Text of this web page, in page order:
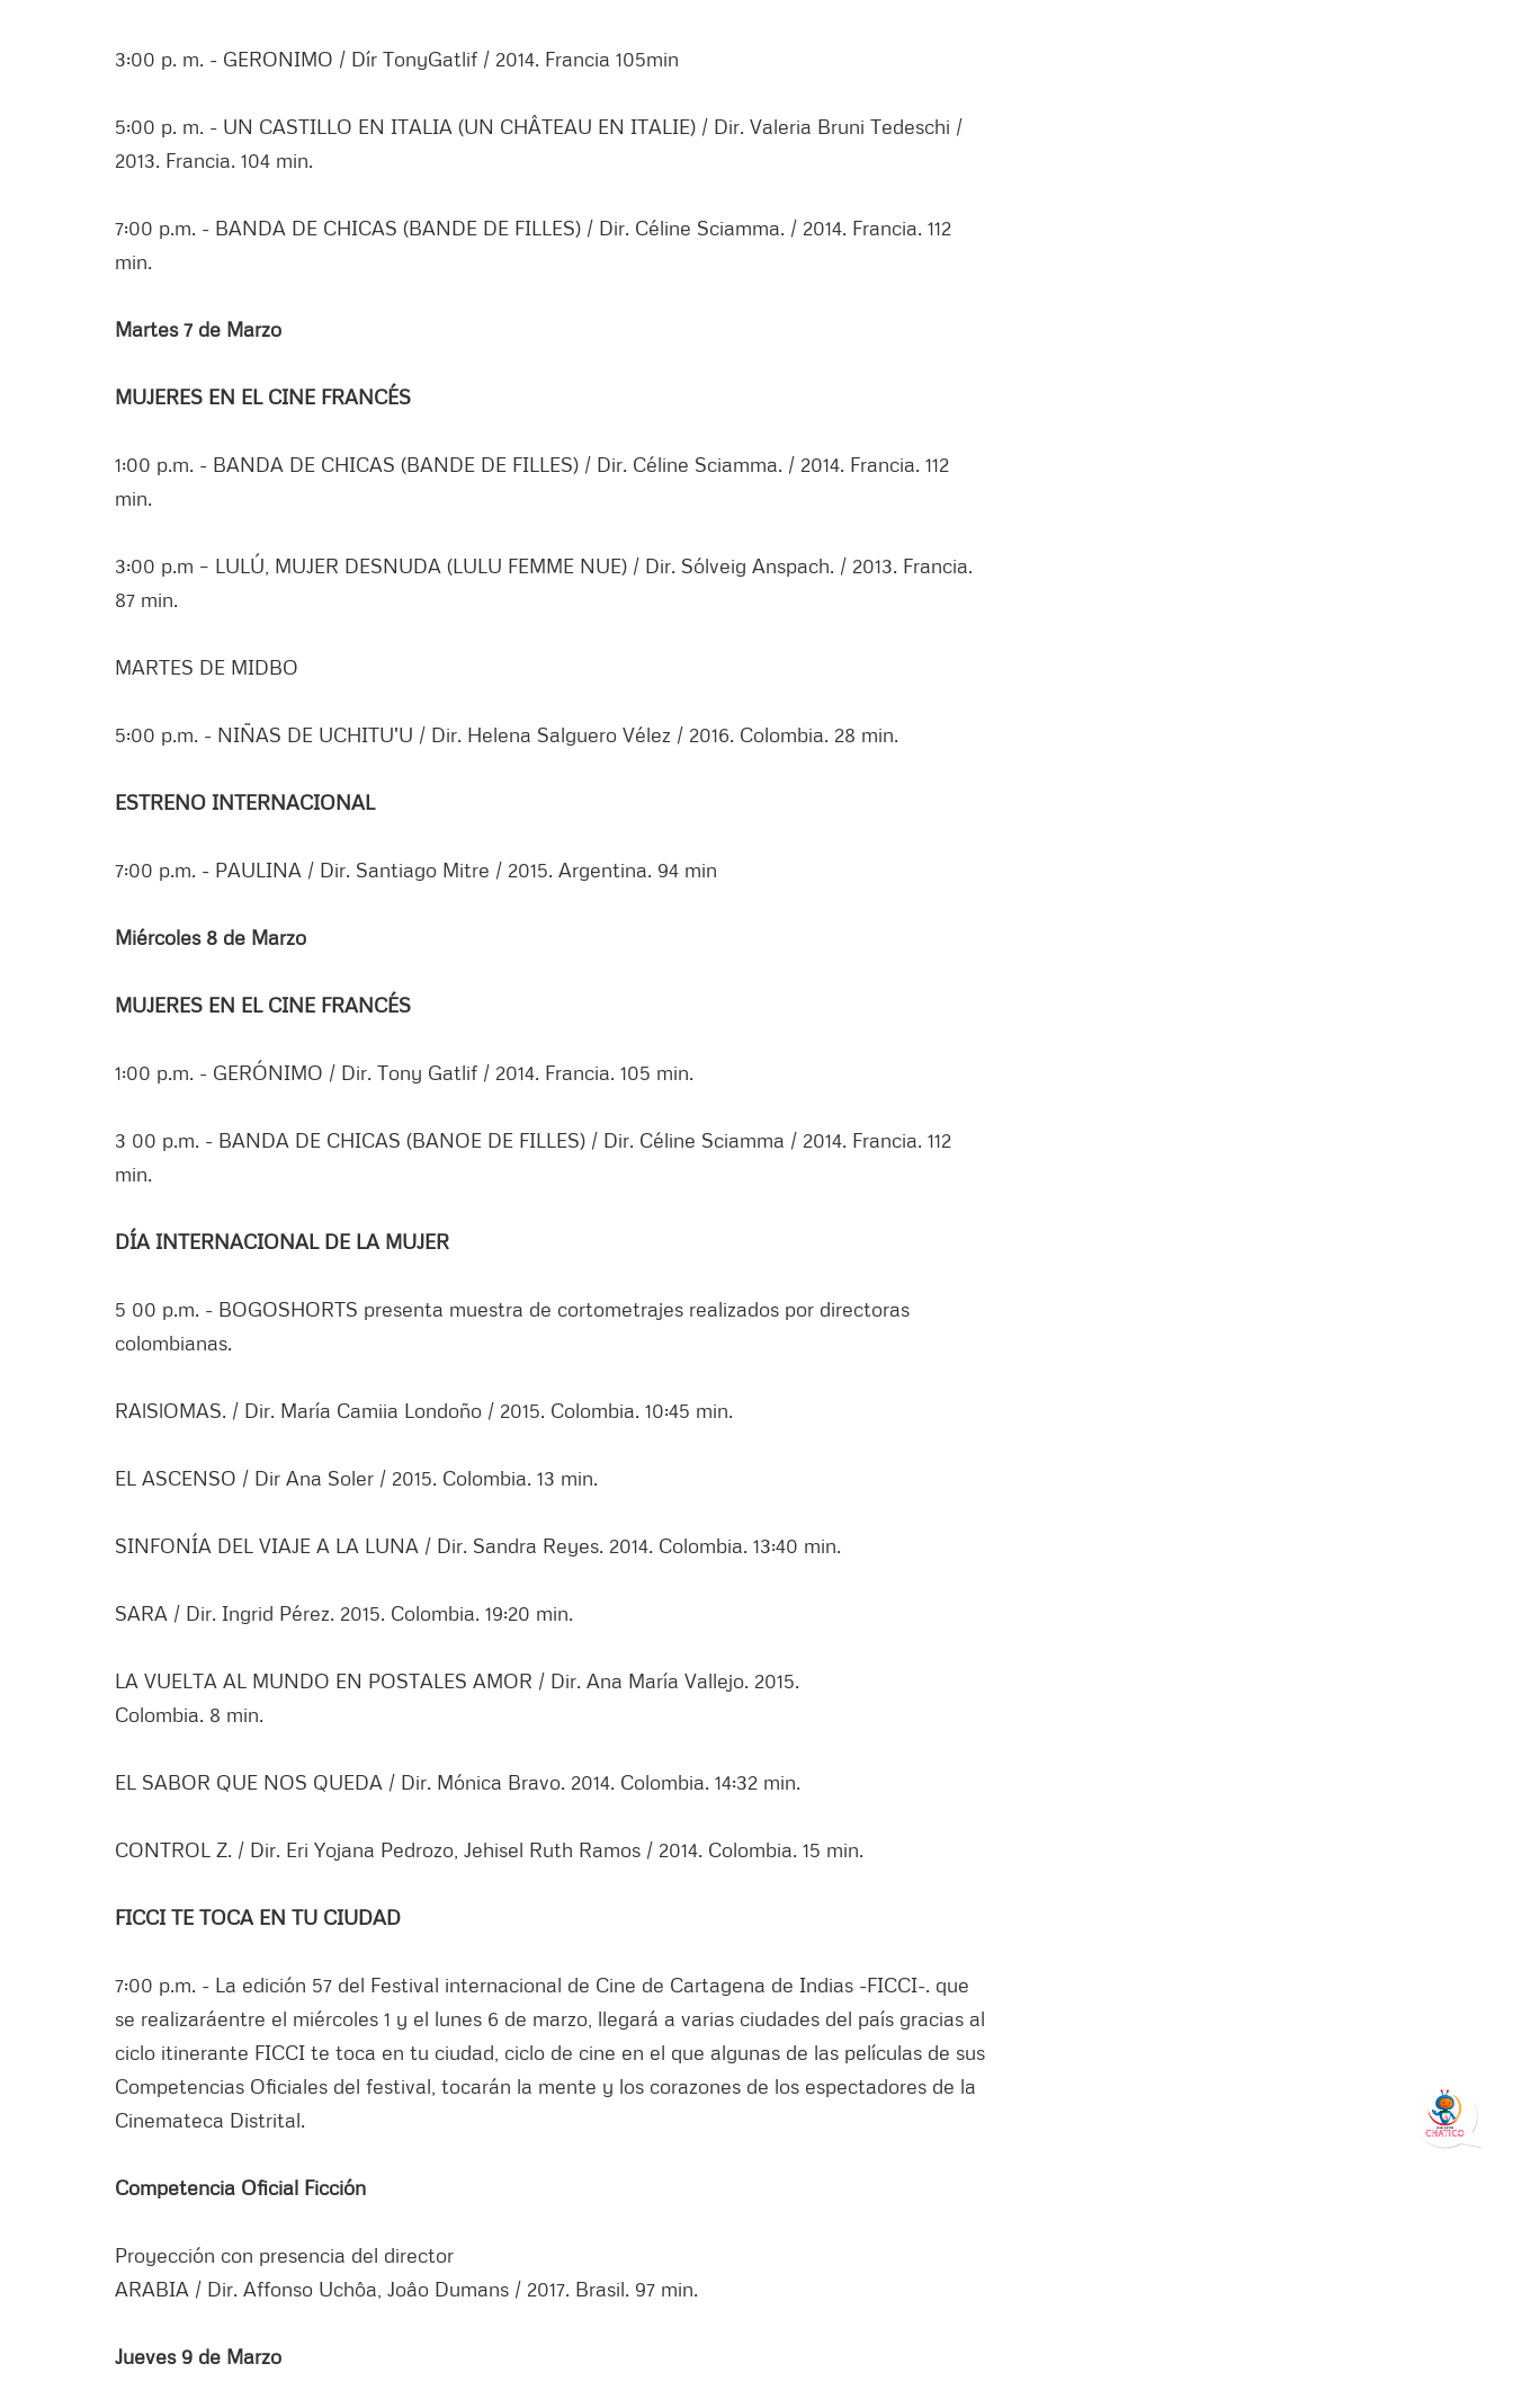
3:00 p. m. - GERONIMO / Dír TonyGatlif / 2014. Francia 105min
5:00 p. m. - UN CASTILLO EN ITALIA (UN CHÂTEAU EN ITALIE) / Dir. Valeria Bruni Tedeschi /
2013. Francia. 104 min.
7:00 p.m. - BANDA DE CHICAS (BANDE DE FILLES) / Dir. Céline Sciamma. / 2014. Francia. 112
min.
Martes 7 de Marzo
MUJERES EN EL CINE FRANCÉS
1:00 p.m. - BANDA DE CHICAS (BANDE DE FILLES) / Dir. Céline Sciamma. / 2014. Francia. 112
min.
3:00 p.m – LULÚ, MUJER DESNUDA (LULU FEMME NUE) / Dir. Sólveig Anspach. / 2013. Francia.
87 min.
MARTES DE MIDBO
5:00 p.m. - NIÑAS DE UCHITU'U / Dir. Helena Salguero Vélez / 2016. Colombia. 28 min.
ESTRENO INTERNACIONAL
7:00 p.m. - PAULINA / Dir. Santiago Mitre / 2015. Argentina. 94 min
Miércoles 8 de Marzo
MUJERES EN EL CINE FRANCÉS
1:00 p.m. - GERÓNIMO / Dir. Tony Gatlif / 2014. Francia. 105 min.
3 00 p.m. - BANDA DE CHICAS (BANOE DE FILLES) / Dir. Céline Sciamma / 2014. Francia. 112
min.
DÍA INTERNACIONAL DE LA MUJER
5 00 p.m. - BOGOSHORTS presenta muestra de cortometrajes realizados por directoras
colombianas.
RAlSlOMAS. / Dir. María Camiia Londoño / 2015. Colombia. 10:45 min.
EL ASCENSO / Dir Ana Soler / 2015. Colombia. 13 min.
SINFONÍA DEL VIAJE A LA LUNA / Dir. Sandra Reyes. 2014. Colombia. 13:40 min.
SARA / Dir. Ingrid Pérez. 2015. Colombia. 19:20 min.
LA VUELTA AL MUNDO EN POSTALES AMOR / Dir. Ana María Vallejo. 2015.
Colombia. 8 min.
EL SABOR QUE NOS QUEDA / Dir. Mónica Bravo. 2014. Colombia. 14:32 min.
CONTROL Z. / Dir. Eri Yojana Pedrozo, Jehisel Ruth Ramos / 2014. Colombia. 15 min.
FICCI TE TOCA EN TU CIUDAD​
7:00 p.m. - La edición 57 del Festival internacional de Cine de Cartagena de Indias -FICCI-. que
se realizaráentre el miércoles 1 y el lunes 6 de marzo, llegará a varias ciudades del país gracias al
ciclo itinerante FICCI te toca en tu ciudad, ciclo de cine en el que algunas de las películas de sus
Competencias Oficiales del festival, tocarán la mente y los corazones de los espectadores de la
Cinemateca Distrital.
Competencia Oficial Ficción
Proyección con presencia del director
ARABIA / Dir. Affonso Uchôa, Joâo Dumans / 2017. Brasil. 97 min.
Jueves 9 de Marzo